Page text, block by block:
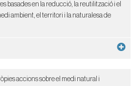
basades en la reducció, la reutilització i el
ambient, el territori i la naturalesa de
accions sobre el medi natural i